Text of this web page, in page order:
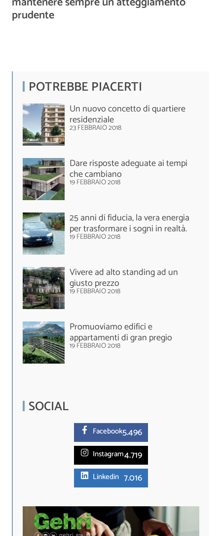
prudente
POTREBBE PIACERTI
Un nuovo concetto di quartiere
residenziale
23 FEBBRAIO 2018
Dare risposte adeguate ai tempi
che cambiano
19 FEBBRAIO 2018
25 anni di fiducia, la vera energia
per trasformare i sogni in realtà.
19 FEBBRAIO 2018
Vivere ad alto standing ad un
giusto prezzo
19 FEBBRAIO 2018
Promuoviamo edifici e
appartamenti di gran pregio
19 FEBBRAIO 2018
SOCIAL
Facebook5.496
Instagram4.719
Linkedin 7.016